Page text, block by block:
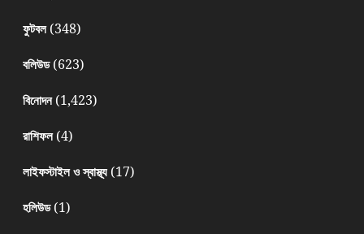
ফুটবল(348)
বলিউড(623)
বিনোদন(1,423)
রাশিফল(4)
লাইফস্টাইল ও স্বাস্থ্য(17)
হলিউড(1)